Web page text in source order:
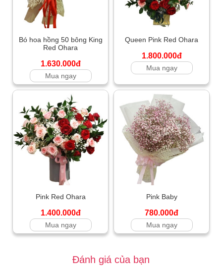
Bó hoa hồng 50 bông King
Red Ohara
1.630.000đ
Mua ngay
Queen Pink Red Ohara
1.800.000đ
Mua ngay
Pink Red Ohara
1.400.000đ
Mua ngay
Pink Baby
780.000đ
Mua ngay
Đánh giá của bạn